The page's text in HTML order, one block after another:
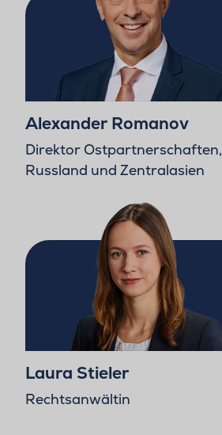
Alexander Romanov
Direktor Ostpartnerschaften,
Russland und Zentralasien
Laura Stieler
Rechtsanwältin